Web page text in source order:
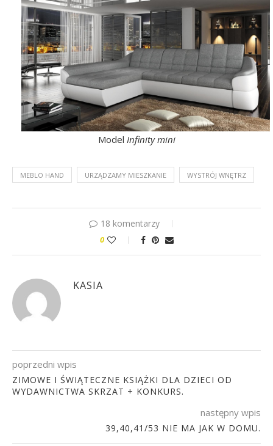
Model Infinity mini
MEBLO HAND URZĄDZAMY MIESZKANIE WYSTRÓJ WNĘTRZ
18 komentarzy
0
KASIA
poprzedni wpis
ZIMOWE I ŚWIĄTECZNE KSIĄŻKI DLA DZIECI OD
WYDAWNICTWA SKRZAT + KONKURS.
następny wpis
39,40,41/53 NIE MA JAK W DOMU.